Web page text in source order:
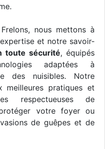
nous mettons à
et notre savoir-
toute sécurité, équipés
adaptées à
des nuisibles. Notre
meilleures pratiques et
respectueuses de
votre foyer ou
de guêpes et de